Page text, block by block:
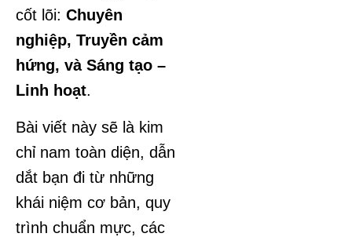
cốt lõi: Chuyên
nghiệp, Truyền cảm
hứng, và Sáng tạo –
Linh hoạt.
Bài viết này sẽ là kim
chỉ nam toàn diện, dẫn
dắt bạn đi từ những
khái niệm cơ bản, quy
trình chuẩn mực, các